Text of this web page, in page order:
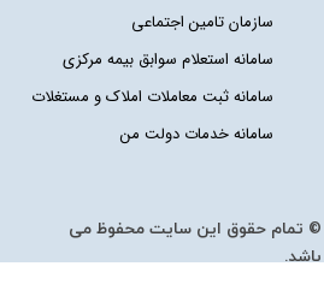
سازمان تامین اجتماعی
سامانه استعلام سوابق بیمه مرکزی
سامانه ثبت معاملات املاک و مستغلات
سامانه خدمات دولت من
© تمام حقوق این سایت محفوظ می
باشد.